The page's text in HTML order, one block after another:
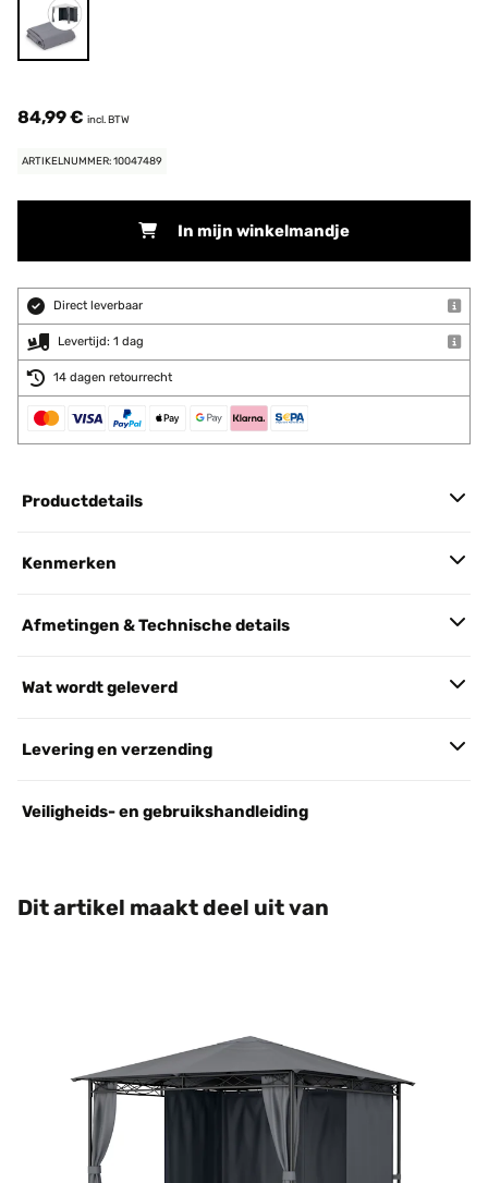
84,99 € incl. BTW
ARTIKELNUMMER: 10047489
In mijn winkelmandje
Direct leverbaar
Levertijd: 1 dag
14 dagen retourrecht
Productdetails
Kenmerken
Afmetingen & Technische details
Wat wordt geleverd
Levering en verzending
Veiligheids- en gebruikshandleiding
Dit artikel maakt deel uit van